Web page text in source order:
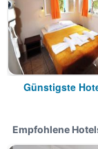
Günstigste
Empfohlene